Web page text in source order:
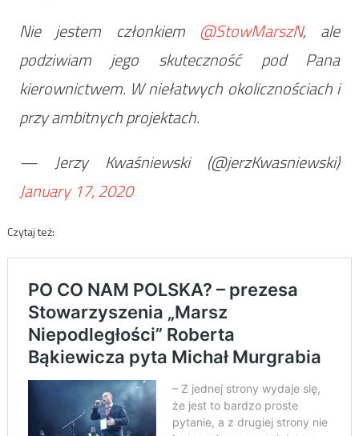
Nie jestem członkiem @StowMarszN, ale
podziwiam jego skuteczność pod Pana
kierownictwem. W niełatwych okolicznościach i
przy ambitnych projektach.
— Jerzy Kwaśniewski (@jerzKwasniewski)
January 17, 2020
Czytaj też: